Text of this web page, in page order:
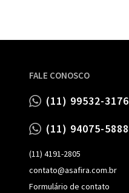
FALE CONOSCO
(11) 99532-3176
(11) 94075-5888
(11) 4191-2805
contato@asafira.com.br
Formulário de contato